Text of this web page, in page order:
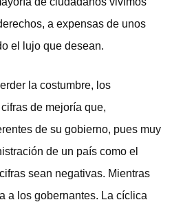
a expensas de unos
el lujo que desean.
la costumbre, los
de mejoría que,
de su gobierno, pues muy
de un país como el
sean negativas. Mientras
a los gobernantes. La cíclica